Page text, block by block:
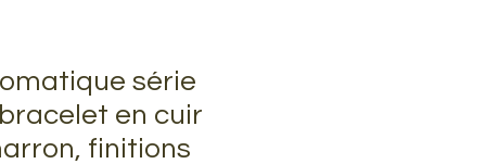
série
en cuir
finitions